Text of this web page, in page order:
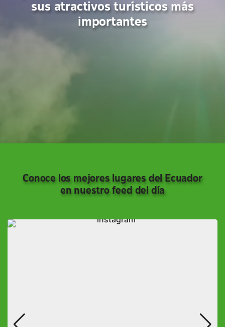
sus atractivos turísticos más
importantes
Conoce los mejores lugares del Ecuador
en nuestro feed del día